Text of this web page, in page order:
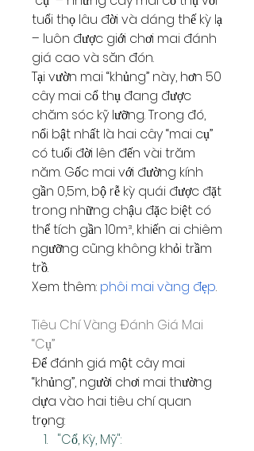
tuổi thọ lâu đời và dáng thế kỳ lạ
– luôn được giới chơi mai đánh
giá cao và săn đón.
Tại vườn mai “khủng” này, hơn 50
cây mai cổ thụ đang được
chăm sóc kỹ lưỡng. Trong đó,
nổi bật nhất là hai cây “mai cụ”
có tuổi đời lên đến vài trăm
năm. Gốc mai với đường kính
gần 0,5m, bộ rễ kỳ quái được đặt
trong những chậu đặc biệt có
thể tích gần 10m³, khiến ai chiêm
ngưỡng cũng không khỏi trầm
trồ.
Xem thêm: phôi mai vàng đẹp.
Tiêu Chí Vàng Đánh Giá Mai
“Cụ”
Để đánh giá một cây mai
“khủng”, người chơi mai thường
dựa vào hai tiêu chí quan
trọng:
"Cổ, Kỳ, Mỹ":